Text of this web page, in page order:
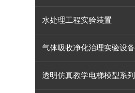
水处理工程实验装置
气体吸收净化治理实验设备
透明仿真教学电梯模型系列